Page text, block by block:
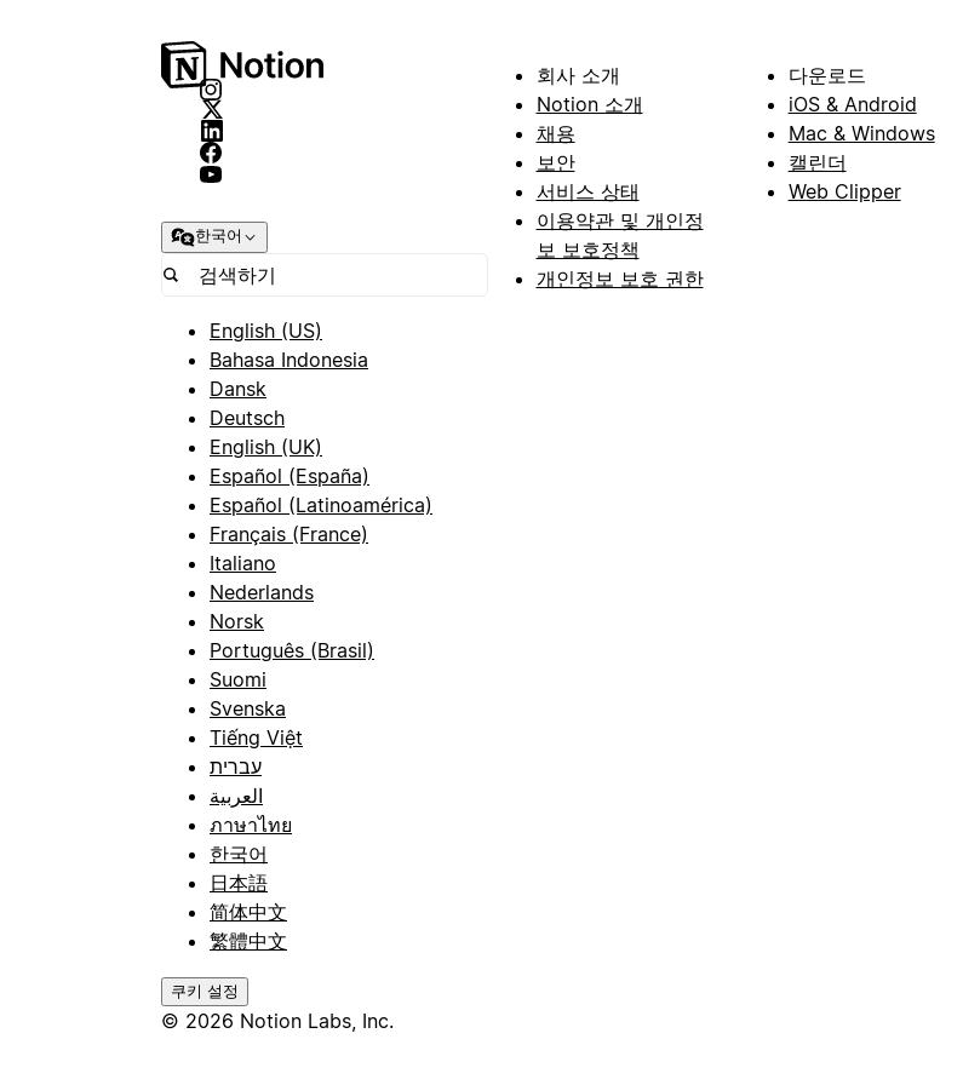
한국어
English (US)
Bahasa Indonesia
Dansk
Deutsch
English (UK)
Español (España)
Español (Latinoamérica)
Français (France)
Italiano
Nederlands
Norsk
Português (Brasil)
Suomi
Svenska
Tiếng Việt
עברית
العربية
ภาษาไทย
한국어
日本語
简体中文
繁體中文
쿠키 설정
© 2026 Notion Labs, Inc.
회사 소개
Notion 소개
채용
보안
서비스 상태
이용약관 및 개인정
보 보호정책
개인정보 보호 권한
다운로드
iOS & Android
Mac & Windows
캘린더
Web Clipper